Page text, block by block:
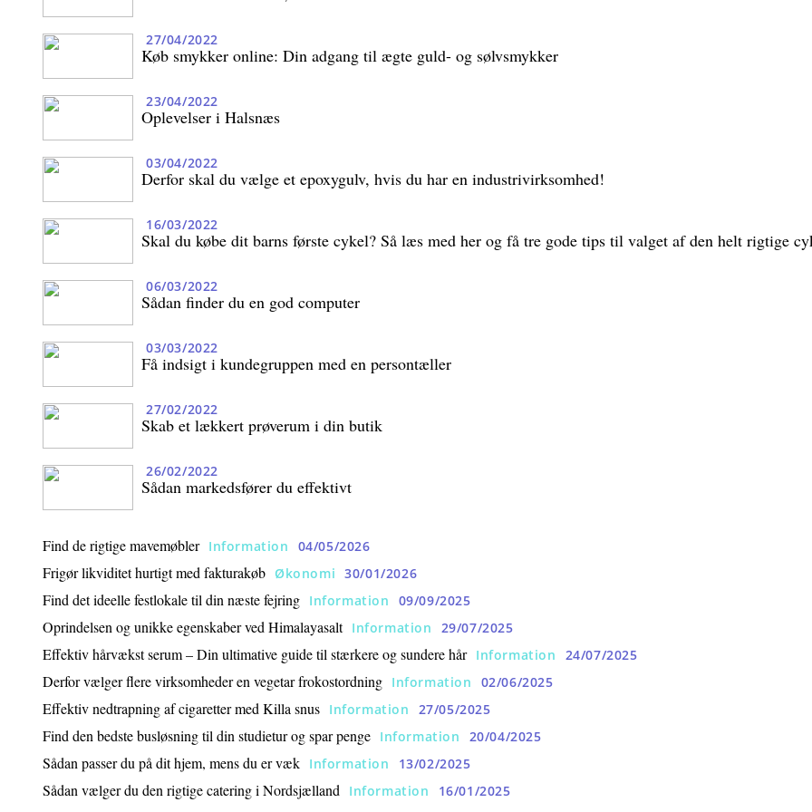
27/04/2022
Køb smykker online: Din adgang til ægte guld- og sølvsmykker
23/04/2022
Oplevelser i Halsnæs
03/04/2022
Derfor skal du vælge et epoxygulv, hvis du har en industrivirksomhed!
16/03/2022
Skal du købe dit barns første cykel? Så læs med her og få tre gode tips til valget af den helt rigtige
06/03/2022
Sådan finder du en god computer
03/03/2022
Få indsigt i kundegruppen med en persontæller
27/02/2022
Skab et lækkert prøverum i din butik
26/02/2022
Sådan markedsfører du effektivt
Find de rigtige mavemøbler Information 04/05/2026
Frigør likviditet hurtigt med fakturakøb Økonomi 30/01/2026
Find det ideelle festlokale til din næste fejring Information 09/09/2025
Oprindelsen og unikke egenskaber ved Himalayasalt Information 29/07/2025
Effektiv hårvækst serum – Din ultimative guide til stærkere og sundere hår Information 24/07/2025
Derfor vælger flere virksomheder en vegetar frokostordning Information 02/06/2025
Effektiv nedtrapning af cigaretter med Killa snus Information 27/05/2025
Find den bedste busløsning til din studietur og spar penge Information 20/04/2025
Sådan passer du på dit hjem, mens du er væk Information 13/02/2025
Sådan vælger du den rigtige catering i Nordsjælland Information 16/01/2025